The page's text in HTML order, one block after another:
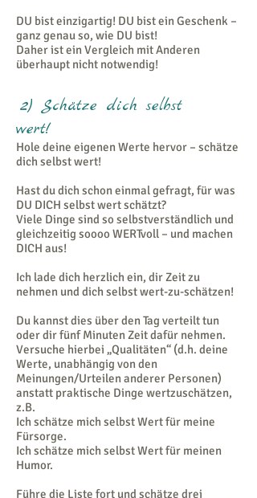
DU bist einzigartig! DU bist ein Geschenk –
ganz genau so, wie DU bist!
Daher ist ein Vergleich mit Anderen
überhaupt nicht notwendig!
2) Schätze dich selbst
wert!
Hole deine eigenen Werte hervor – schätze
dich selbst wert!
Hast du dich schon einmal gefragt, für was
DU DICH selbst wert schätzt?
Viele Dinge sind so selbstverständlich und
gleichzeitig soooo WERTvoll – und machen
DICH aus!
Ich lade dich herzlich ein, dir Zeit zu
nehmen und dich selbst wert-zu-schätzen!
Du kannst dies über den Tag verteilt tun
oder dir fünf Minuten Zeit dafür nehmen.
Versuche hierbei „Qualitäten“ (d.h. deine
Werte, unabhängig von den
Meinungen/Urteilen anderer Personen)
anstatt praktische Dinge wertzuschätzen,
z.B.
Ich schätze mich selbst Wert für meine
Fürsorge.
Ich schätze mich selbst Wert für meinen
Humor.
Führe die Liste fort und schätze drei